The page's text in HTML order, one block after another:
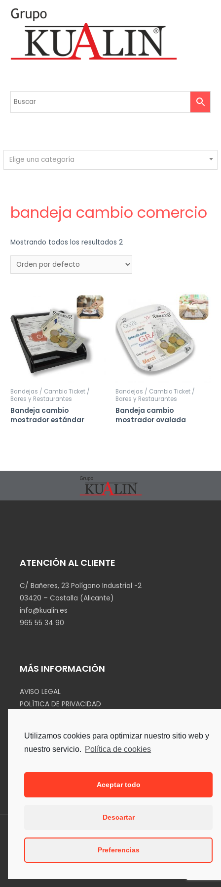
Utilizamos cookies para optimizar nuestro sitio web y
nuestro servicio. Política de cookies
Aceptar todo
Descartar
Preferencias
Elige una categoría
bandeja cambio comercio
Mostrando todos los resultados 2
Bandejas / Cambio Ticket /
Bares y Restaurantes
Bandeja cambio
mostrador estándar
Bandejas / Cambio Ticket /
Bares y Restaurantes
Bandeja cambio
mostrador ovalada
ATENCIÓN AL CLIENTE
C/ Bañeres, 23 Polígono Industrial -2
03420 – Castalla (Alicante)
info@kualin.es
965 55 34 90
MÁS INFORMACIÓN
AVISO LEGAL
POLÍTICA DE PRIVACIDAD
SÍGUENOS EN
Copyright © 2026. Todos los Derechos Reservados.
Desarrollado por Sipe Informática